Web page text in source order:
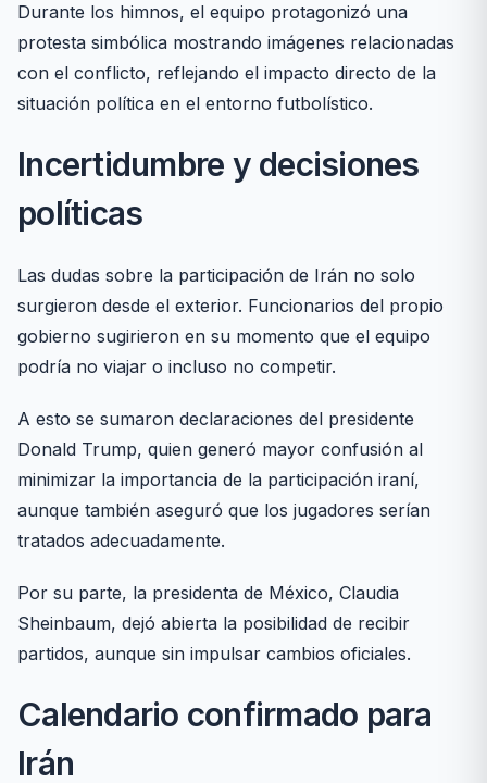
Durante los himnos, el equipo protagonizó una
protesta simbólica mostrando imágenes relacionadas
con el conflicto, reflejando el impacto directo de la
situación política en el entorno futbolístico.
Incertidumbre y decisiones
políticas
Las dudas sobre la participación de Irán no solo
surgieron desde el exterior. Funcionarios del propio
gobierno sugirieron en su momento que el equipo
podría no viajar o incluso no competir.
A esto se sumaron declaraciones del presidente
Donald Trump, quien generó mayor confusión al
minimizar la importancia de la participación iraní,
aunque también aseguró que los jugadores serían
tratados adecuadamente.
Por su parte, la presidenta de México, Claudia
Sheinbaum, dejó abierta la posibilidad de recibir
partidos, aunque sin impulsar cambios oficiales.
Calendario confirmado para
Irán